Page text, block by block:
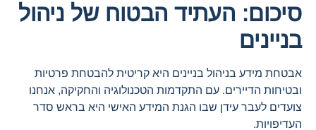
סיכום: העתיד הבטוח של ניהול
בניינים
אבטחת מידע בניהול בניינים היא קריטית להבטחת פרטיות
ובטיחות הדיירים. עם התקדמות הטכנולוגיה והחקיקה, אנחנו
צועדים לעבר עידן שבו הגנת המידע האישי היא בראש סדר
העדיפויות.